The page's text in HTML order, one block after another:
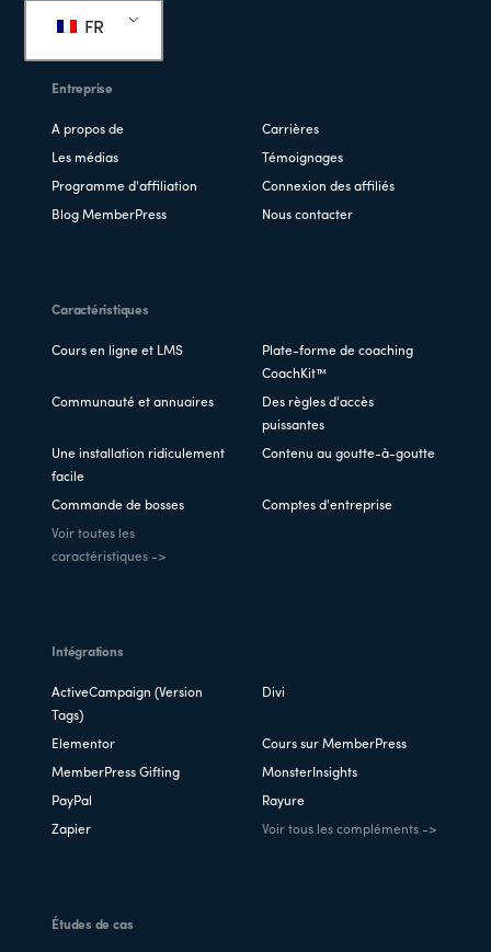
de
page
FR
Entreprise
A propos de Carrières
Les médias Témoignages
Programme d'affiliation Connexion des affiliés
Blog MemberPress Nous contacter
Caractéristiques
Cours en ligne et LMS
Plate-forme de coaching
CoachKit™
Communauté et annuaires
Des règles d'accès
puissantes
Une installation ridiculement
facile
Contenu au goutte-à-goutte
Commande de bosses Comptes d'entreprise
Voir toutes les
caractéristiques ->
Intégrations
ActiveCampaign (Version
Tags)
Divi
Elementor Cours sur MemberPress
MemberPress Gifting MonsterInsights
PayPal Rayure
Zapier Voir tous les compléments ->
Études de cas